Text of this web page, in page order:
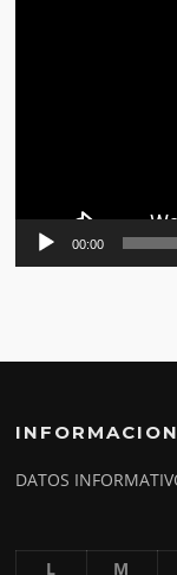
00:00
DATOS
L M